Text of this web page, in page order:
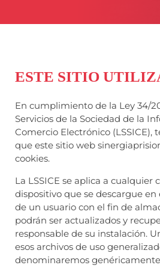
ESTE SITIO
En cumplimiento de la Ley 34/
Servicios de la Sociedad de la
Comercio Electrónico (LSSICE),
que este sitio web
cookies.
La LSSICE se aplica a cualquier
dispositivo que se descargue
de un usuario con el fin de
podrán ser actualizados y
responsable de su instalación.
esos archivos de uso
denominaremos